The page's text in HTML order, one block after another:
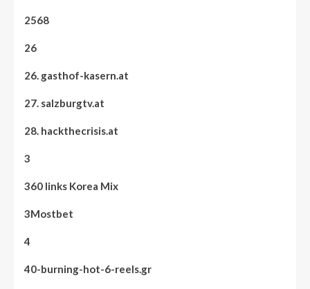
2568
26
26. gasthof-kasern.at
27. salzburgtv.at
28. hackthecrisis.at
3
360 links Korea Mix
3Mostbet
4
40-burning-hot-6-reels.gr